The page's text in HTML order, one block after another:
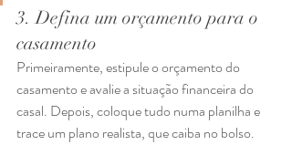
3. Defina um orçamento para o
casamento
Primeiramente, estipule o orçamento do
casamento e avalie a situação financeira do
casal. Depois, coloque tudo numa planilha e
trace um plano realista, que caiba no bolso.